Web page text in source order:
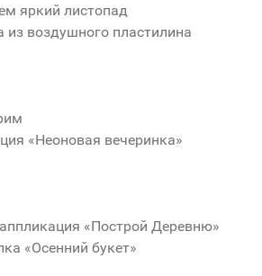
яркий листопад
из воздушного пластилина
«Неоновая вечеринка»
«Построй Деревню»
«Осенний букет»